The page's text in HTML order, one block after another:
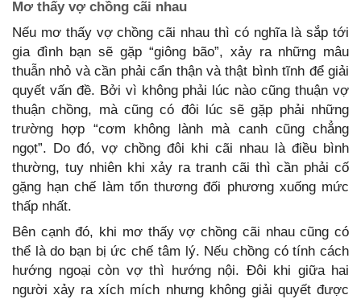
Mơ thấy vợ chồng cãi nhau
Nếu mơ thấy vợ chồng cãi nhau thì có nghĩa là sắp tới
gia đình bạn sẽ gặp “giông bão”, xảy ra những mâu
thuẫn nhỏ và cần phải cẩn thận và thật bình tĩnh để giải
quyết vấn đề. Bởi vì không phải lúc nào cũng thuận vợ
thuận chồng, mà cũng có đôi lúc sẽ gặp phải những
trường hợp “cơm không lành mà canh cũng chẳng
ngọt”. Do đó, vợ chồng đôi khi cãi nhau là điều bình
thường, tuy nhiên khi xảy ra tranh cãi thì cần phải cố
gặng hạn chế làm tổn thương đối phương xuống mức
thấp nhất.
Bên cạnh đó, khi mơ thấy vợ chồng cãi nhau cũng có
thể là do bạn bị ức chế tâm lý. Nếu chồng có tính cách
hướng ngoại còn vợ thì hướng nội. Đôi khi giữa hai
người xảy ra xích mích nhưng không giải quyết được